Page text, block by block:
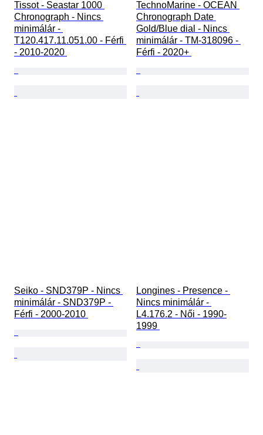
Tissot - Seastar 1000
Chronograph - Nincs
minimálár -
T120.417.11.051.00 - Férfi
- 2010-2020
TechnoMarine - OCEAN
Chronograph Date
Gold/Blue dial - Nincs
minimálár - TM-318096 -
Férfi - 2020+
Seiko - SND379P - Nincs
minimálár - SND379P -
Férfi - 2000-2010
Longines - Presence -
Nincs minimálár -
L4.176.2 - Női - 1990-
1999